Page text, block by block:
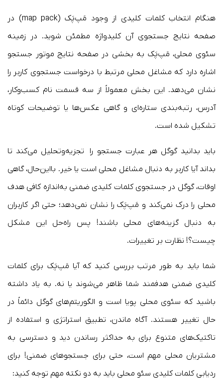
هنگام انتخاب کلمات کلیدی از وجود مَپ‌پَک (map pack) در
صفحه نتایج جستجوی آن کلیدواژه مطمئن شوید. در زمینه
سئوی محلی، مَپ‌پَک به بخشی در صفحه نتایج موتور جستجو
اشاره دارد که مشاغل محلی مرتبط با درخواست جستجوی کاربر را
نشان می‌دهد. این بخش معمولاً از سه قسمت نام کسب‌وکار،
آدرس، رتبه‌بندی ستاره‌‌ای و گاهی عکس‌ها یا توضیحات کوتاه
تشکیل شده است.
باید بدانید گوگل هر عبارت جستجو را تجزیه‌وتحلیل می‌کند تا
بداند آیا کاربر به دنبال مشاغل محلی است یا خیر. بااین‌حال، گاهی
اوقات، گوگل در جستجوی کلمات کلیدی ضمنی به‌اندازه کافی هدف
محلی را درک نمی‌کند و مَپ‌پَک را نشان نمی‌دهد؛ حتی اگر کاربران
به دنبال گزینه‌های محلی باشند! پس راه‌حل این مشکل
چیست؟! نظارت بر تغییرات.
شما باید به طور مرتب بررسی کنید که آیا مَپ‌پَک برای کلمات
کلیدی ضمنی هدفمند شما ظاهر می‌شوند یا نه. به یاد داشته
باشید که سئوی محلی پویا است و الگوریتم‌های گوگل دائماً در
حال تغییر هستند. آگاه ماندن، تطبیق استراتژی و استفاده از
تاکتیک‌های متنوع برای به حداکثر رساندن دید و دسترسی به
مشتریان محلی مهم است، حتی برای جستجوهای ضمنی! برای
ردیابی کلمات کلیدی سئو محلی باید به دو نکته مهم توجه کنید: